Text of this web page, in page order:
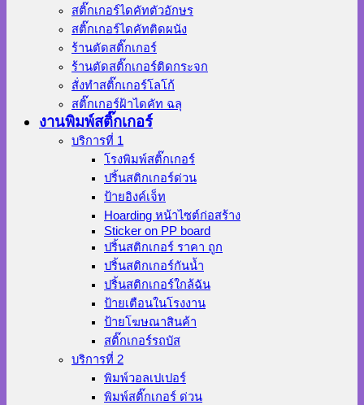
สติ๊กเกอร์ไดคัทตัวอักษร
สติ๊กเกอร์ไดคัทติดผนัง
ร้านตัดสติ๊กเกอร์
ร้านตัดสติ๊กเกอร์ติดกระจก
สั่งทําสติ๊กเกอร์โลโก้
สติ๊กเกอร์ฝ้าไดคัท ฉลุ
งานพิมพ์สติ๊กเกอร์
บริการที่ 1
โรงพิมพ์สติ๊กเกอร์
ปริ้นสติกเกอร์ด่วน
ป้ายอิงค์เจ็ท
Hoarding หน้าไซต์ก่อสร้าง
Sticker on PP board
ปริ้นสติกเกอร์ ราคา ถูก
ปริ้นสติกเกอร์กันน้ำ
ปริ้นสติกเกอร์ใกล้ฉัน
ป้ายเตือนในโรงงาน
ป้ายโฆษณาสินค้า
สติ๊กเกอร์รถบัส
บริการที่ 2
พิมพ์วอลเปเปอร์
พิมพ์สติ๊กเกอร์ ด่วน